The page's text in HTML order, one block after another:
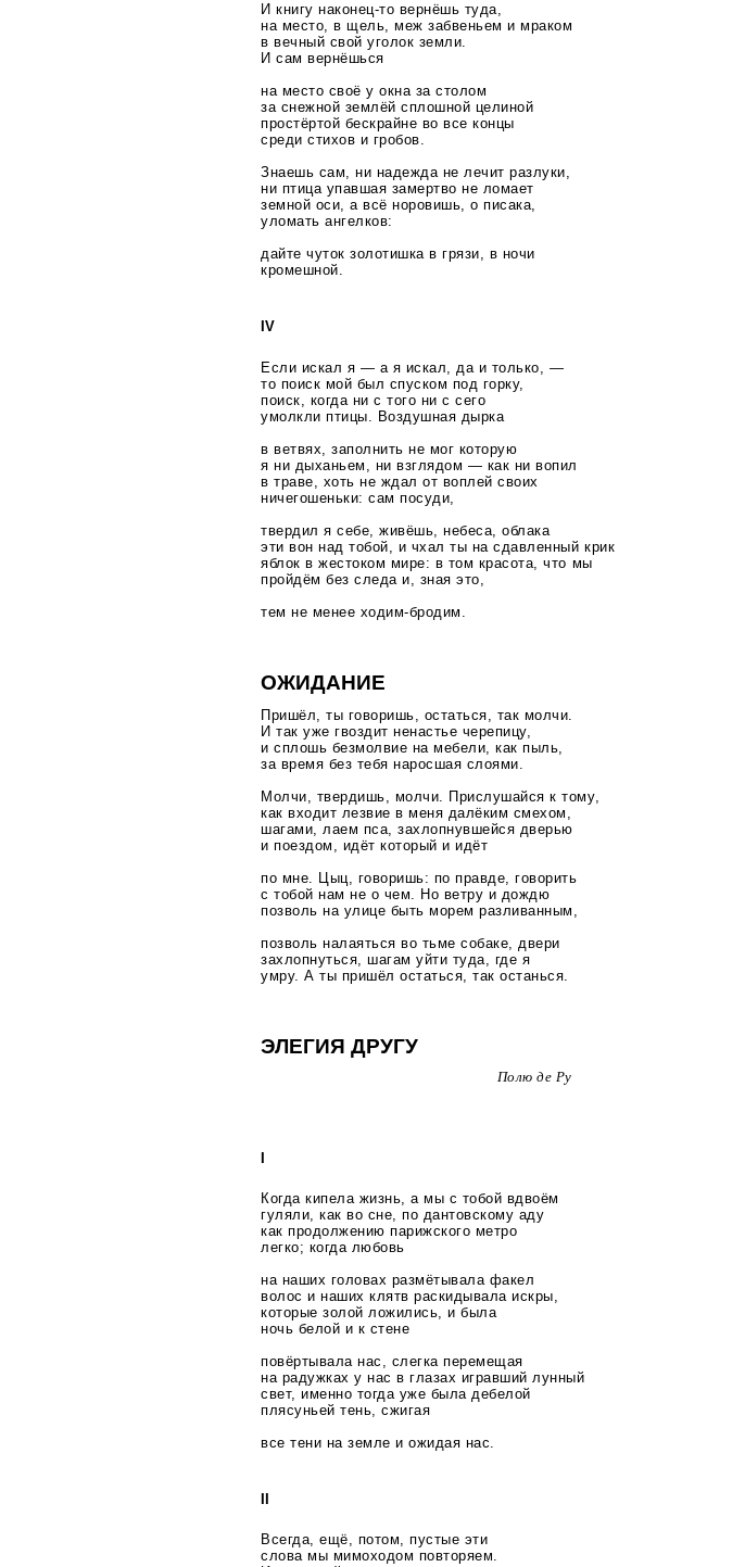
И книгунаконец-то вернёшь туда,
на место, в щель, меж забвеньем и мраком
в вечный свой уголок земли.
И сам вернёшься
на место своё у окна за столом
за снежной землёй сплошной целиной
простёртой бескрайне во все концы
среди стихов и гробов.
Знаешь сам, ни надежда не лечит разлуки,
ни птица упавшая замертво не ломает
земной оси, а всё норовишь, о писака,
уломать ангелков:
дайте чуток золотишка в грязи, в ночи
кромешной.
IV
Если искал я — а я искал, да и только, —
то поиск мой был спуском под горку,
поиск, когда ни с того ни с сего
умолкли птицы. Воздушная дырка
в ветвях, заполнить не мог которую
я ни дыханьем, ни взглядом — как ни вопил
в траве, хоть не ждал от воплей своих
ничегошеньки: сам посуди,
твердил я себе, живёшь, небеса, облака
эти вон над тобой, и чхал ты на сдавленный крик
яблок в жестоком мире: в том красота, что мы
пройдём без следа и, зная это,
тем не менее ходим-бродим
ОЖИДАНИЕ
Пришёл, ты говоришь, остаться, так молчи.
И так уже гвоздит ненастье черепицу,
и сплошь безмолвие на мебели, как пыль,
за время без тебя наросшая слоями.
Молчи, твердишь, молчи. Прислушайся к тому,
как входит лезвие в меня далёким смехом,
шагами, лаем пса, захлопнувшейся дверью
и поездом, идёт который и идёт
по мне. Цыц, говоришь: по правде, говорить
с тобой нам не о чем. Но ветру и дождю
позволь на улице быть морем разливанным,
позволь налаяться во тьме собаке, двери
захлопнуться, шагам уйти туда, где я
умру. А ты пришёл остаться, так останься.
ЭЛЕГИЯ ДРУГУ
Полю де Ру
I
Когда кипела жизнь, а мы с тобой вдвоём
гуляли, как во сне, по дантовскому аду
как продолжению парижского метро
легко; когда любовь
на наших головах размётывала факел
волос и наших клятв раскидывала искры,
которые золой ложились, и была
ночь белой и к стене
повёртывала нас, слегка перемещая
на радужках у нас в глазах игравший лунный
свет, именно тогда уже была дебелой
плясуньей тень, сжигая
все тени на земле и ожидая нас.
Всегда, ещё, потом, пустые эти
слова мы мимоходом повторяем.